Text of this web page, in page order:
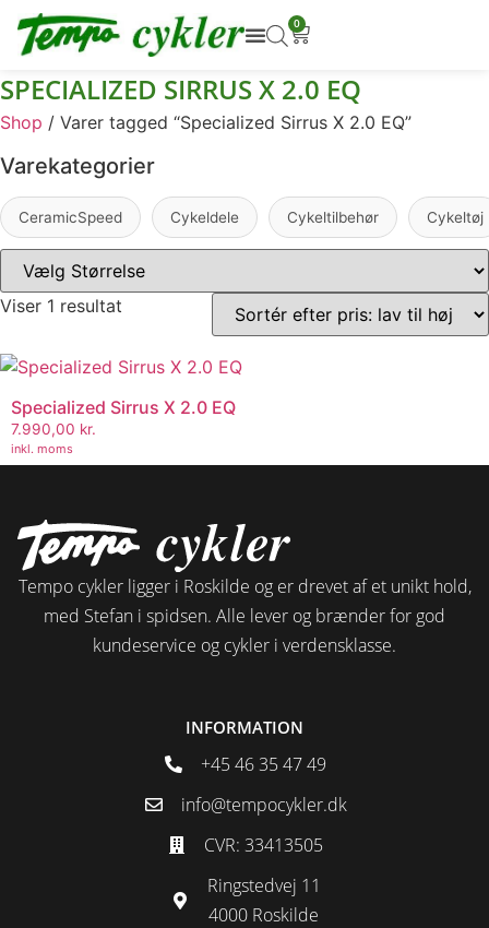
0
SPECIALIZED SIRRUS X 2.0 EQ
Shop / Varer tagged “Specialized Sirrus X 2.0 EQ”
Varekategorier
CeramicSpeed Cykeldele Cykeltilbehør Cykeltøj
Viser 1 resultat
Specialized Sirrus X 2.0 EQ
7.990,00 kr.
inkl. moms
Tempo cykler ligger i Roskilde og er drevet af et unikt hold,
med Stefan i spidsen. Alle lever og brænder for god
kundeservice og cykler i verdensklasse.
INFORMATION
+45 46 35 47 49
info@tempocykler.dk
CVR: 33413505
Ringstedvej 11
4000 Roskilde